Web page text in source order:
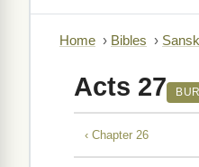
Home › Bibles ›
Acts 27 BUR
‹ Chapter 26